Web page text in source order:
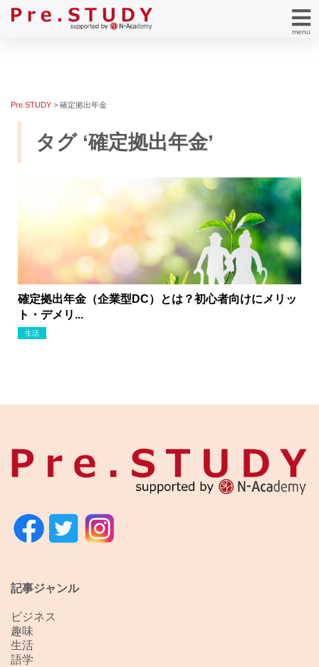
menu
Pre.STUDY > 確定拠出年金
タグ ‘確定拠出年金’
確定拠出年金（企業型DC）とは？初心者向けにメリッ
ト・デメリ...
生活
記事ジャンル
ビジネス
趣味
生活
語学